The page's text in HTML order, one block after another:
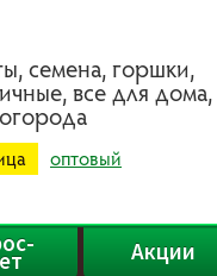
ceмeнa, гopшки,
вce для дoмa,
оптовый
Акции